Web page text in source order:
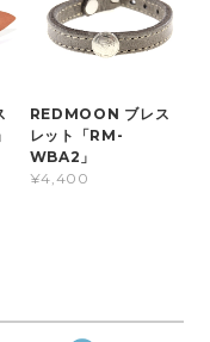
REDMOON ブレス
レット「RM-
WBA2」
¥4,400